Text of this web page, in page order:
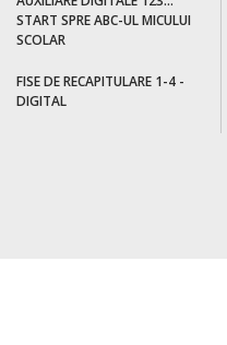
START SPRE ABC-UL MICULUI
SCOLAR
FISE DE RECAPITULARE 1-4 -
DIGITAL